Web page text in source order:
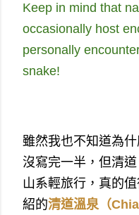
Keep in mind that
occasionally host
personally
snake!
雖然我也不知道為
沒寫完一半，但清
山系輕旅行，真的值
紹的清道溫泉（